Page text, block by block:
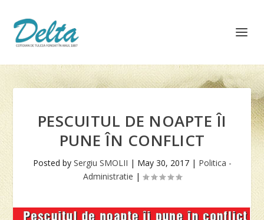
PESCUITUL DE NOAPTE ÎI
PUNE ÎN CONFLICT
Posted by Sergiu SMOLII | May 30, 2017| Politica -
Administratie |